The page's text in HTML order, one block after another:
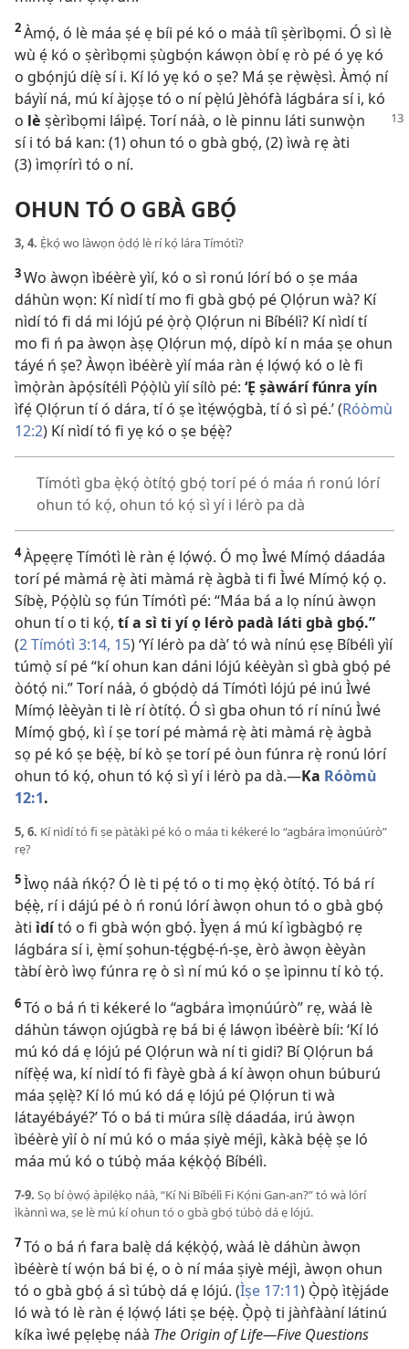
2Àmọ́, ó lè máa ṣé ẹ bíi pé kó o máà tíì ṣèrìbọmi. Ó sì lè
wù ẹ́ kó o ṣèrìbọmi ṣùgbọ́n káwọn òbí ẹ rò pé ó yẹ kó
o gbọ́njú díẹ̀ sí i. Kí ló yẹ kó o ṣe? Má ṣe rẹ̀wẹ̀sì. Àmọ́ ní
báyìí ná, mú kí àjọṣe tó o ní pẹ̀lú Jèhófà lágbára sí i, kó
o lè ṣèrìbọmi láìpẹ́. Torí náà, o lè pinnu láti sunwọ̀n
sí i tó bá kan: (1) ohun tó o gbà gbọ́, (2) ìwà rẹ àti
(3) ìmọrírì tó o ní.
OHUN TÓ O GBÀ GBỌ́
3, 4. Ẹ̀kọ́ wo làwọn ọ̀dọ́ lè rí kọ́ lára Tímótì?
3Wo àwọn ìbéèrè yìí, kó o sì ronú lórí bó o ṣe máa
dáhùn wọn: Kí nìdí tí mo fi gbà gbọ́ pé Ọlọ́run wà? Kí
nìdí tó fi dá mi lójú pé ọ̀rọ̀ Ọlọ́run ni Bíbélì? Kí nìdí tí
mo fi ń pa àwọn àṣẹ Ọlọ́run mọ́, dípò kí n máa ṣe ohun
táyé ń ṣe? Àwọn ìbéèrè yìí máa ràn ẹ́ lọ́wọ́ kó o lè fi
ìmọ̀ràn àpọ́sítélì Pọ́ọ̀lù yìí sílò pé: ‘Ẹ ṣàwárí fúnra yín
ìfẹ́ Ọlọ́run tí ó dára, tí ó ṣe ìtẹ́wọ́gbà, tí ó sì pé.’ (Róòmù
12:2) Kí nìdí tó fi yẹ kó o ṣe bẹ́ẹ̀?
Tímótì gba ẹ̀kọ́ òtítọ́ gbọ́ torí pé ó máa ń ronú lórí
ohun tó kọ́, ohun tó kọ́ sì yí i lérò pa dà
4Àpẹẹrẹ Tímótì lè ràn ẹ́ lọ́wọ́. Ó mọ Ìwé Mímọ́ dáadáa
torí pé màmá rẹ̀ àti màmá rẹ̀ àgbà ti fi Ìwé Mímọ́ kọ́ ọ.
Síbẹ̀, Pọ́ọ̀lù sọ fún Tímótì pé: “Máa bá a lọ nínú àwọn
ohun tí o ti kọ́, tí a sì ti yí ọ lérò padà láti gbà gbọ́.”
(2 Tímótì 3:14, 15) ‘Yí lérò pa dà’ tó wà nínú ẹsẹ Bíbélì yìí
túmọ̀ sí pé “kí ohun kan dáni lójú kéèyàn sì gbà gbọ́ pé
òótọ́ ni.” Torí náà, ó gbọ́dọ̀ dá Tímótì lójú pé inú Ìwé
Mímọ́ lèèyàn ti lè rí òtítọ́. Ó sì gba ohun tó rí nínú Ìwé
Mímọ́ gbọ́, kì í ṣe torí pé màmá rẹ̀ àti màmá rẹ̀ àgbà
sọ pé kó ṣe bẹ́ẹ̀, bí kò ṣe torí pé òun fúnra rẹ̀ ronú lórí
ohun tó kọ́, ohun tó kọ́ sì yí i lérò pa dà.—Ka Róòmù
12:1.
5, 6. Kí nìdí tó fi ṣe pàtàkì pé kó o máa ti kékeré lo “agbára ìmọnúúrò”
rẹ?
5Ìwọ náà ńkọ́? Ó lè ti pẹ́ tó o ti mọ ẹ̀kọ́ òtítọ́. Tó bá rí
bẹ́ẹ̀, rí i dájú pé ò ń ronú lórí àwọn ohun tó o gbà gbọ́
àti ìdító o fi gbà wọ́n gbọ́. Ìyẹn á mú kí ìgbàgbọ́ rẹ
lágbára sí i, ẹ̀mí ṣohun-tẹ́gbẹ́-ń-ṣe, èrò àwọn èèyàn
tàbí èrò ìwọ fúnra rẹ ò sì ní mú kó o ṣe ìpinnu tí kò tọ́.
6Tó o bá ń ti kékeré lo “agbára ìmọnúúrò” rẹ, wàá lè
dáhùn táwọn ojúgbà rẹ bá bi ẹ́ láwọn ìbéèrè bíi: ‘Kí ló
mú kó dá ẹ lójú pé Ọlọ́run wà ní ti gidi? Bí Ọlọ́run bá
nífẹ̀ẹ́ wa, kí nìdí tó fi fàyè gbà á kí àwọn ohun búburú
máa ṣẹlẹ̀? Kí ló mú kó dá ẹ lójú pé Ọlọ́run ti wà
látayébáyé?’ Tó o bá ti múra sílẹ̀ dáadáa, irú àwọn
ìbéèrè yìí ò ní mú kó o máa ṣiyè méjì, kàkà bẹ́ẹ̀ ṣe ló
máa mú kó o túbọ̀ máa kẹ́kọ̀ọ́ Bíbélì.
7-9. Sọ bí ọ̀wọ́ àpilẹ̀kọ náà, “Kí Ni Bíbélì Fi Kọ́ni Gan-an?” tó wà lórí
ìkànnì wa, ṣe lè mú kí ohun tó o gbà gbọ́ túbọ̀ dá ẹ lójú.
7Tó o bá ń fara balẹ̀ dá kẹ́kọ̀ọ́, wàá lè dáhùn àwọn
ìbéèrè tí wọ́n bá bi ẹ́, o ò ní máa ṣiyè méjì, àwọn ohun
tó o gbà gbọ́ á sì túbọ̀ dá ẹ lójú. (Ìṣe 17:11) Ọ̀pọ̀ ìtẹ̀jáde
ló wà tó lè ràn ẹ́ lọ́wọ́ láti ṣe bẹ́ẹ̀. Ọ̀pọ̀ ti jàǹfààní látinú
kíka ìwé pẹlẹbẹ náà The Origin of Life—Five Questions